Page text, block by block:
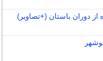
از دوران باستان (+تصاویر)